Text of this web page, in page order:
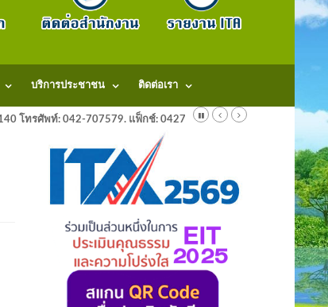
บริการประชาชน ติดต่อเรา
โทรศัพท์: 042-707579. แฟ็กช์: 042707579 E-Mail: